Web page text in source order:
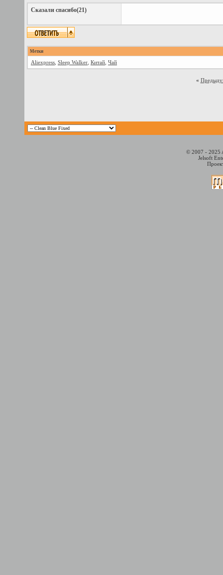
Сказали спасибо(21)
Метки
Aliexpress Sleep Walker Китай Чай
«
© 2007 - 2025
Jelsoft